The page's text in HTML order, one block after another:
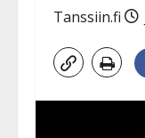
Tanssiin.fi